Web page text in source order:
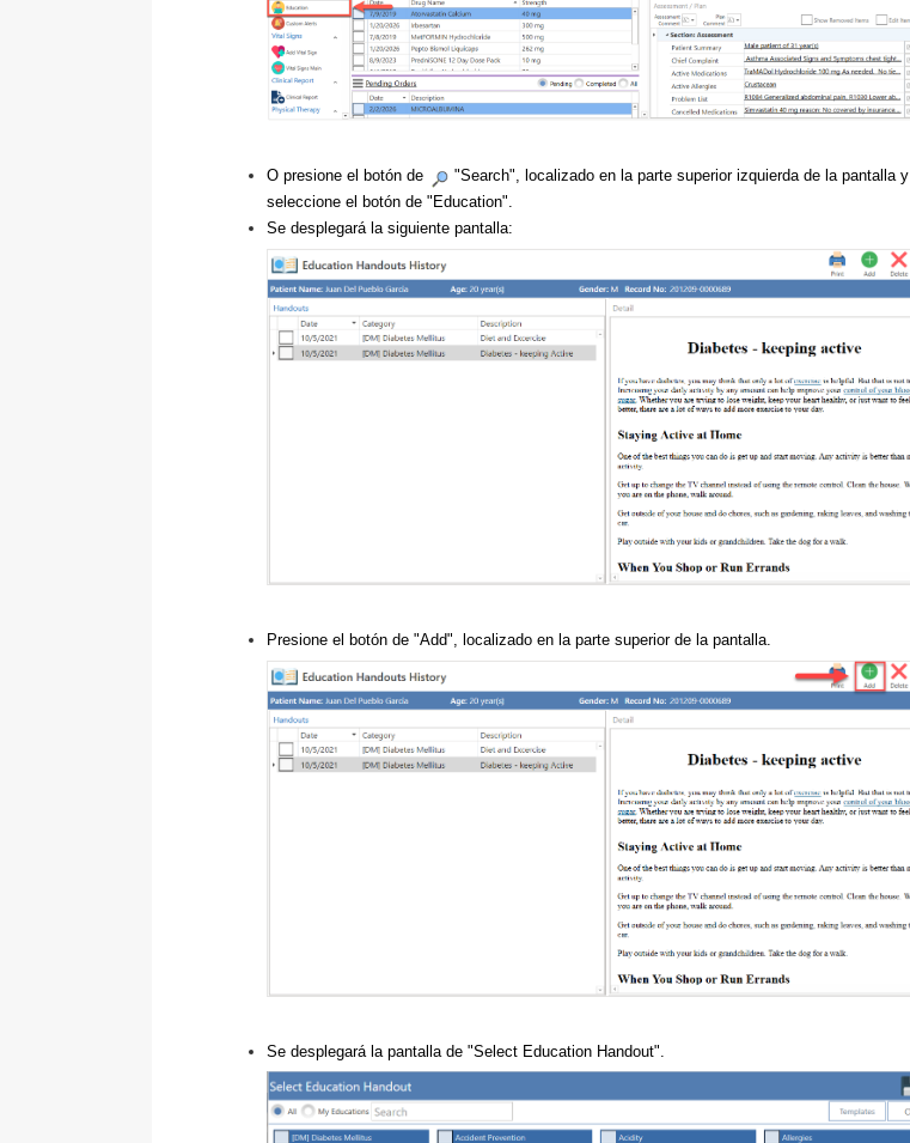
O presione el botón de
"Search", localizado en la parte superior izquierda de la pantalla y
seleccione el botón de "Education".
Se desplegará la siguiente pantalla:
Presione el botón de "Add", localizado en la parte superior de la pantalla.
Se desplegará la pantalla de "Select Education Handout".